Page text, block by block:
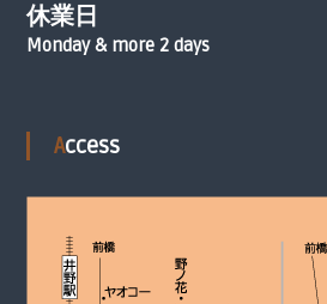
休業日
Monday & more 2 days
Access